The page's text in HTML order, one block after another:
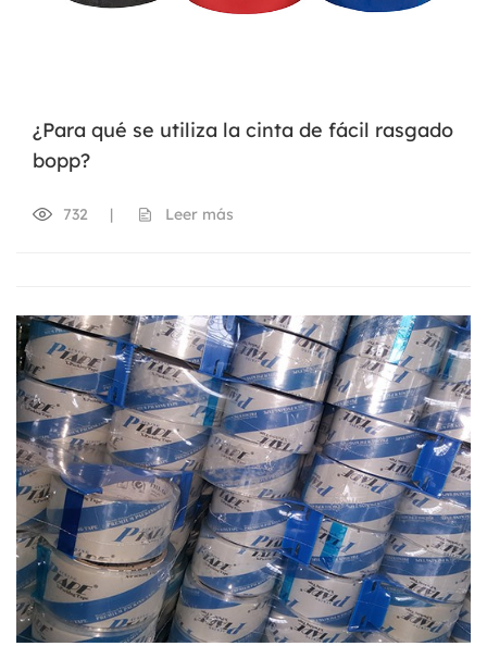
¿Para qué se utiliza la cinta de fácil rasgado
bopp?
732 | Leer más